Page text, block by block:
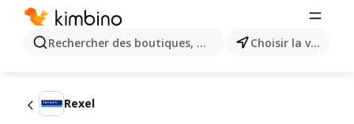
Rechercher des boutiques, des catégories, des Choisir la ville
Rexel